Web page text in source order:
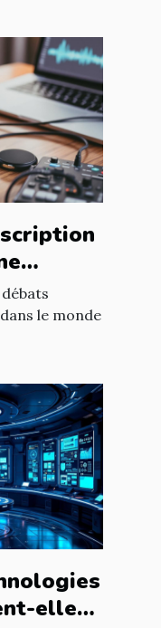
le monde
elles